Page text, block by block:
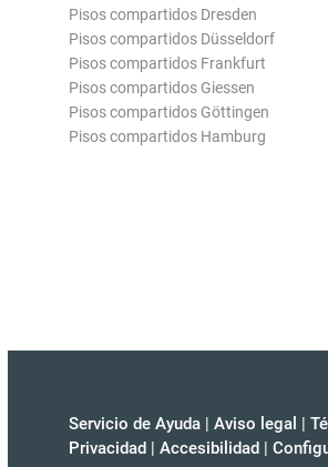
Pisos compartidos Dresden
Pisos compartidos Düsseldorf
Pisos compartidos Frankfurt
Pisos compartidos Giessen
Pisos compartidos Göttingen
Pisos compartidos Hamburg
Servicio de Ayuda | Aviso legal |
Privacidad | Accesibilidad |